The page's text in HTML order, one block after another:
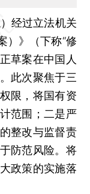
经过立法机关
）》（下称“修
草案在中国人
此次聚焦于三
限，将国有资
范围；二是严
整改与监督责
防范风险。将
政策的实施落